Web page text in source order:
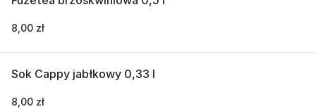
8,00 zł
Sok Cappy jabłkowy 0,33 l
8,00 zł